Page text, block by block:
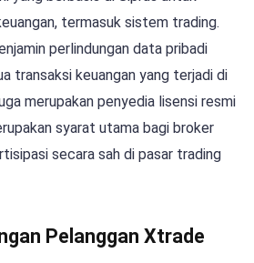
termasuk sistem trading.
perlindungan data pribadi
transaksi keuangan yang terjadi di
merupakan penyedia lisensi resmi
syarat utama bagi broker
secara sah di pasar trading
Pelanggan Xtrade